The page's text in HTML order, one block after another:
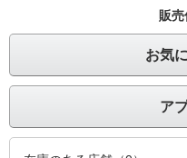
販
お気
ア